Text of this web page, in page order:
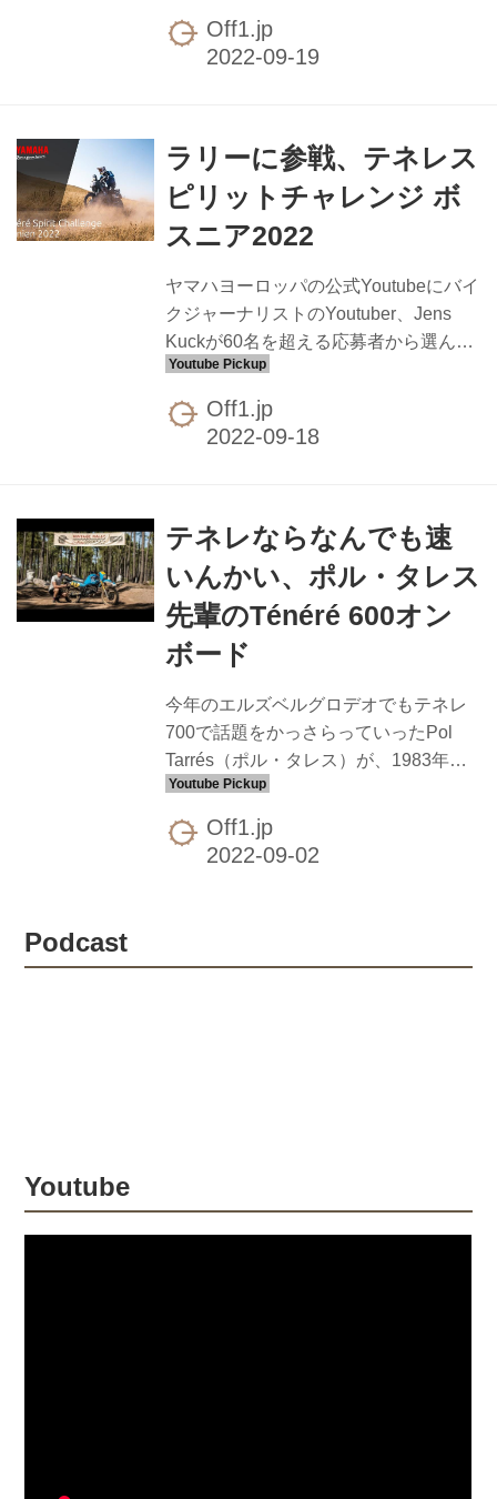
で走ってみた動画です。普通にテーブ
ルトップ飛びきってますね。後半には
Off1.jp
ラリーに参戦、テネレス
ピリットチャレンジ ボ
スニア2022
ヤマハヨーロッパの公式Youtubeにバイ
クジャーナリストのYoutuber、Jens
Kuckが60名を超える応募者から選んだ
6名のライダーと共に“チームボスニ
ア”としてボスニアラリーに参戦した際
の映像がアップされています。また、
ようで、それらのシーンも含まれてい
ます。 Ténéré700 - バイク・スクータ
ー｜ヤマハ発動機株式会社
Off1.jp
テネレならなんでも速
いんかい、ポル・タレス
先輩のTénéré 600オン
ボード
今年のエルズベルグロデオでもテネレ
700で話題をかっさらっていったPol
Tarrés（ポル・タレス）が、1983年の
Ténéré 600を使って1985年以前に作ら
れたマシンで競う「Pre85」というクラ
スの草レースか何かに参戦した時のオ
Off1.jp
Podcast
Youtube